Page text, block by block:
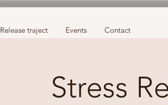
Release traject Events Contact
Stress